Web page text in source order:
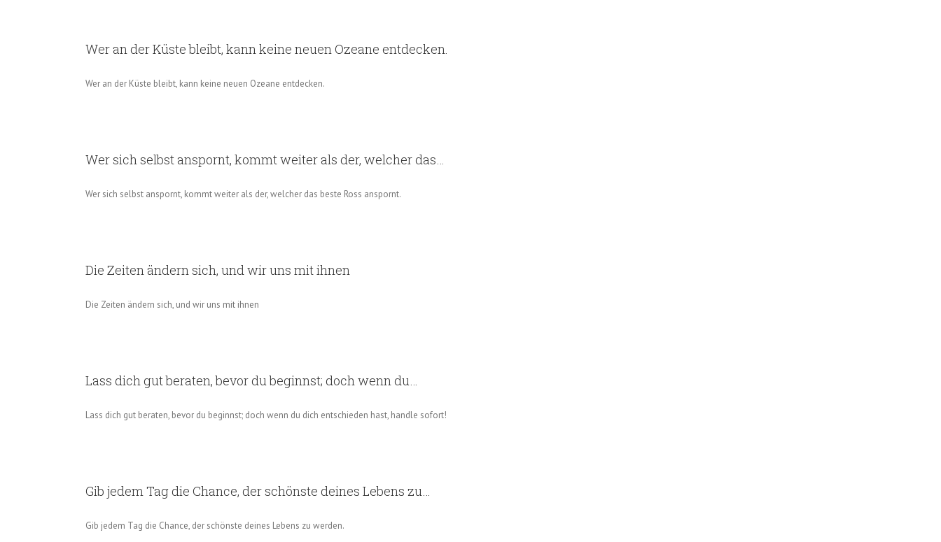
Wer an der Küste bleibt, kann keine neuen Ozeane entdecken.
Wer an der Küste bleibt, kann keine neuen Ozeane entdecken.
Wer sich selbst anspornt, kommt weiter als der, welcher das…
Wer sich selbst anspornt, kommt weiter als der, welcher das beste Ross anspornt.
Die Zeiten ändern sich, und wir uns mit ihnen
Die Zeiten ändern sich, und wir uns mit ihnen
Lass dich gut beraten, bevor du beginnst; doch wenn du…
Lass dich gut beraten, bevor du beginnst; doch wenn du dich entschieden hast, handle sofort!
Gib jedem Tag die Chance, der schönste deines Lebens zu…
Gib jedem Tag die Chance, der schönste deines Lebens zu werden.